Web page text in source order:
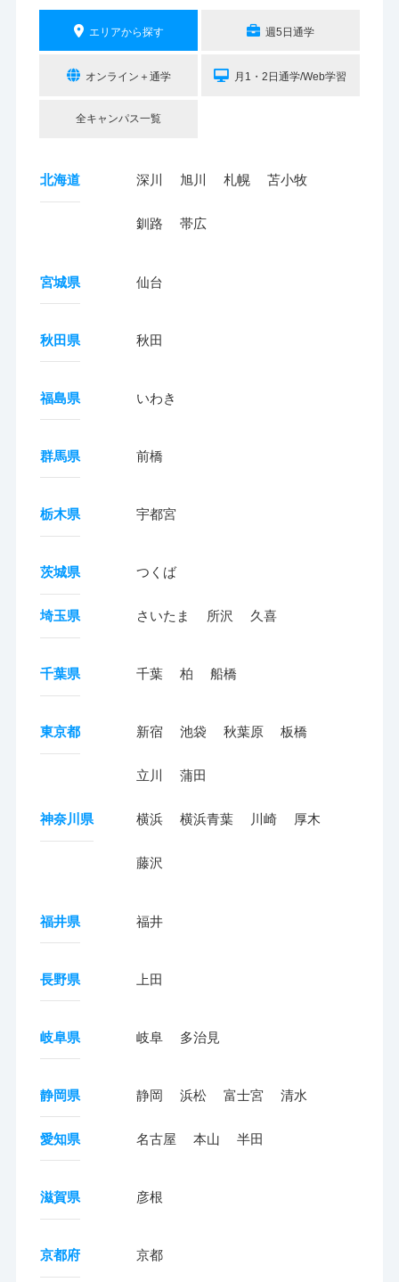
エリアから探す 週5日通学
オンライン＋通学 月1・2日通学/Web学習
全キャンパス一覧
北海道 深川 旭川 札幌 苫小牧
釧路 帯広
宮城県 仙台
秋田県 秋田
福島県 いわき
群馬県 前橋
栃木県 宇都宮
茨城県 つくば
埼玉県 さいたま 所沢 久喜
千葉県 千葉 柏 船橋
東京都 新宿 池袋 秋葉原 板橋
立川 蒲田
神奈川県 横浜 横浜青葉 川崎 厚木
藤沢
福井県 福井
長野県 上田
岐阜県 岐阜 多治見
静岡県 静岡 浜松 富士宮 清水
愛知県 名古屋 本山 半田
滋賀県 彦根
京都府 京都